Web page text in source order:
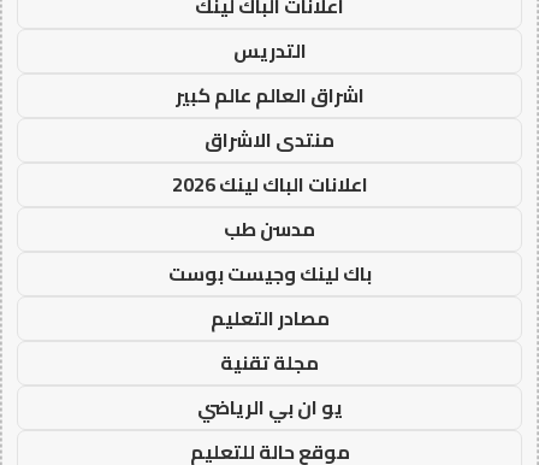
التدريس
اشراق العالم عالم كبير
منتدى الاشراق
اعلانات الباك لينك 2026
مدسن طب
باك لينك وجيست بوست
مصادر التعليم
مجلة تقنية
يو ان بي الرياضي
موقع حالة للتعليم